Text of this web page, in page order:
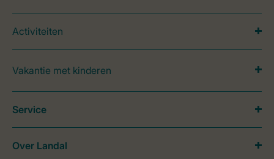
Activiteiten
Vakantie met kinderen
Service
Over Landal